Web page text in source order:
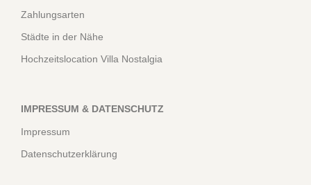
Zahlungsarten
Städte in der Nähe
Hochzeitslocation Villa Nostalgia
IMPRESSUM & DATENSCHUTZ
Impressum
Datenschutzerklärung